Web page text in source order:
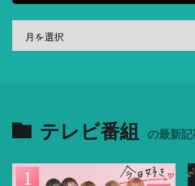
テレビ番組 の最新記